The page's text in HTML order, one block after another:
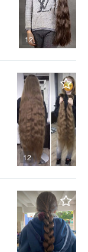
12
12